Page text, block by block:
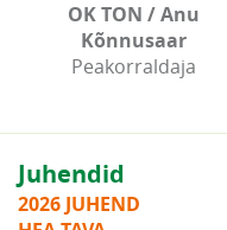
OK TON / Anu
Kõnnusaar
Peakorraldaja
Juhendid
2026 JUHEND